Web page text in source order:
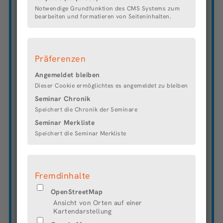
Notwendige Grundfunktion des CMS Systems zum
bearbeiten und formatieren von Seiteninhalten.
Präferenzen
Angemeldet bleiben
Dieser Cookie ermöglichtes es angemeldet zu bleiben
Seminar Chronik
Speichert die Chronik der Seminare
Seminar Merkliste
Speichert die Seminar Merkliste
Fremdinhalte
OpenStreetMap
Ansicht von Orten auf einer
Kartendarstellung
komplexen Software-, Mobile- sowie E-Commerce-
Lösungen. Hinzu kommen Leistungen in den
Hannover, München, Berlin, Köln, Essen und Lachen
2022 einen Umsatz von etwa 168 Mio. €.
DIE FAMILIENFREUNDLICHEN
ANGEBOTE
Hansefit oder Qualitrain
Weiterbildungsangebote
Altersvorsorge
Kostenfreie Nutzung von Getränken und Obst
Betriebsfeste mit Einbezug der Familien
Projektessen mit dem ganzen Team